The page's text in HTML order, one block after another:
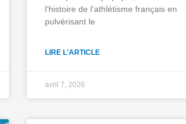
l’histoire de l’athlétisme français en
pulvérisant le
LIRE L'ARTICLE
avril 7, 2026